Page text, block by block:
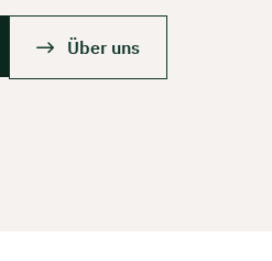
Über uns